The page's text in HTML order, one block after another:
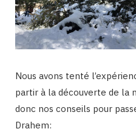
Nous avons tenté
partir à la découverte de la
donc nos conseils pour
Drahem: